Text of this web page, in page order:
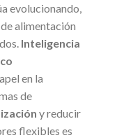
evolucionando,
alimentación
Inteligencia
en la
de
y reducir
flexibles es